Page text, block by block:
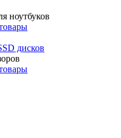
ноутбуков
дисков